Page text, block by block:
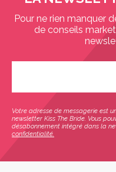
Pour ne rien manquer
de conseils
Votre adresse de messagerie est
newsletter Kiss The Bride. Vous
désabonnement intégré dans la
confidentialité.